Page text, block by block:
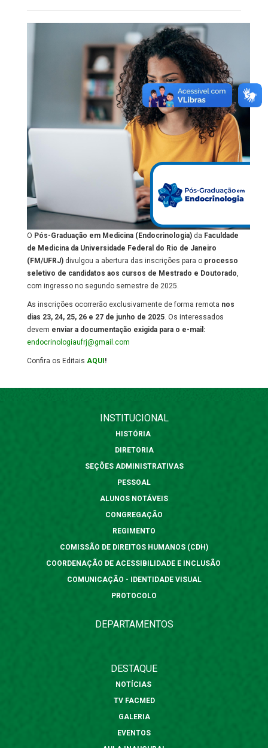
O Pós-Graduação em Medicina (Endocrinologia) da Faculdade
de Medicina da Universidade Federal do Rio de Janeiro
(FM/UFRJ) divulgou a abertura das inscrições para o processo
seletivo de candidatos aos cursos de Mestrado e Doutorado,
com ingresso no segundo semestre de 2025.
As inscrições ocorrerão exclusivamente de forma remota nos
dias 23, 24, 25, 26 e 27 de junho de 2025. Os interessados
devem enviar a documentação exigida para o e-mail:
endocrinologiaufrj@gmail.com
Confira os Editais AQUI !
INSTITUCIONAL
HISTÓRIA
DIRETORIA
SEÇÕES ADMINISTRATIVAS
PESSOAL
ALUNOS NOTÁVEIS
CONGREGAÇÃO
REGIMENTO
COMISSÃO DE DIREITOS HUMANOS (CDH)
COORDENAÇÃO DE ACESSIBILIDADE E INCLUSÃO
COMUNICAÇÃO - IDENTIDADE VISUAL
PROTOCOLO
DEPARTAMENTOS
DESTAQUE
NOTÍCIAS
TV FACMED
GALERIA
EVENTOS